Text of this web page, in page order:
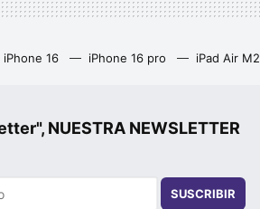
iPhone 16 iPhone 16 pro iPad Air
NUESTRA NEWSLETTER
SUSCRIBIR